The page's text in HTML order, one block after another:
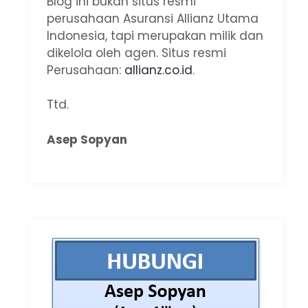
perusahaan Asuransi Allianz Utama
Indonesia, tapi merupakan milik dan
dikelola oleh agen. Situs resmi
Perusahaan: allianz.co.id.
Ttd.
Asep Sopyan